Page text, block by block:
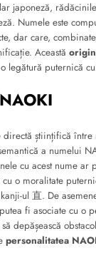
japoneză,
Numele este
dar care,
Această
legătură puternică
directă științifică între
a numelui
cu acest nume ar
o moralitate
ul 直. De
fi asociate cu o
depășească
personalitatea